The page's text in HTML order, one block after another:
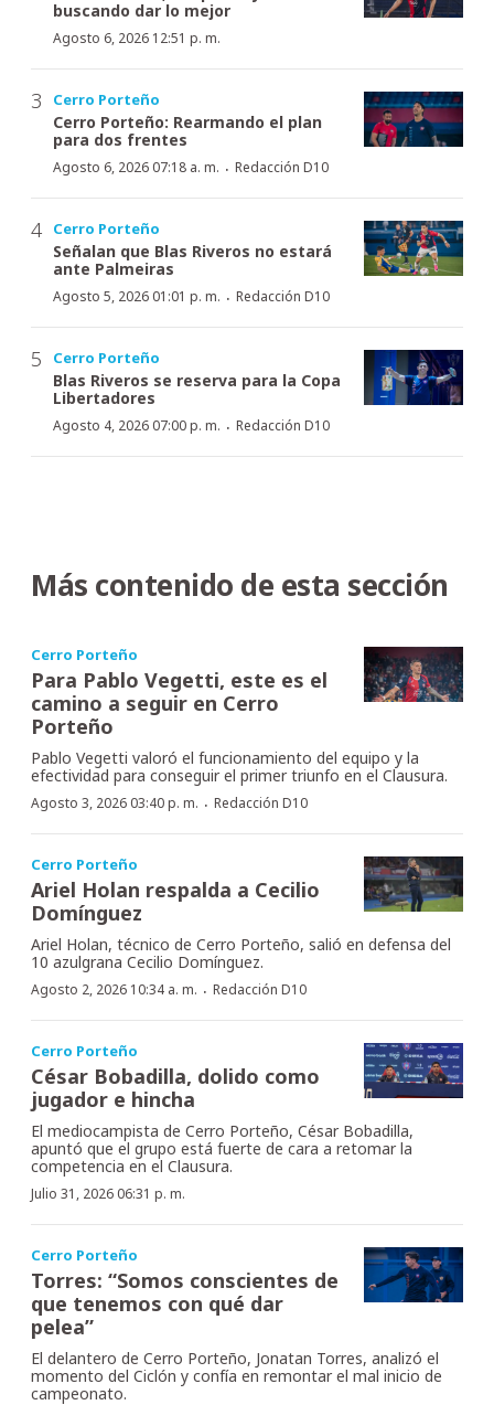
buscando dar lo mejor
Agosto 6, 2026 12:51 p. m.
Cerro Porteño
Cerro Porteño: Rearmando el plan
para dos frentes
Agosto 6, 2026 07:18 a. m. · Redacción D10
Cerro Porteño
Señalan que Blas Riveros no estará
ante Palmeiras
Agosto 5, 2026 01:01 p. m. · Redacción D10
Cerro Porteño
Blas Riveros se reserva para la Copa
Libertadores
Agosto 4, 2026 07:00 p. m. · Redacción D10
Más contenido de esta sección
Cerro Porteño
Para Pablo Vegetti, este es el
camino a seguir en Cerro
Porteño
Pablo Vegetti valoró el funcionamiento del equipo y la
efectividad para conseguir el primer triunfo en el Clausura.
Agosto 3, 2026 03:40 p. m. · Redacción D10
Cerro Porteño
Ariel Holan respalda a Cecilio
Domínguez
Ariel Holan, técnico de Cerro Porteño, salió en defensa del
10 azulgrana Cecilio Domínguez.
Agosto 2, 2026 10:34 a. m. · Redacción D10
Cerro Porteño
César Bobadilla, dolido como
jugador e hincha
El mediocampista de Cerro Porteño, César Bobadilla,
apuntó que el grupo está fuerte de cara a retomar la
competencia en el Clausura.
Julio 31, 2026 06:31 p. m.
Cerro Porteño
Torres: “Somos conscientes de
que tenemos con qué dar
pelea”
El delantero de Cerro Porteño, Jonatan Torres, analizó el
momento del Ciclón y confía en remontar el mal inicio de
campeonato.